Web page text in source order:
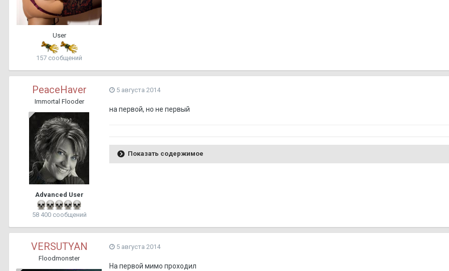
User
157 сообщений
PeaceHaver
Immortal Flooder
Advanced User
58 400 сообщений
5 августа 2014
на первой, но не первый
Показать содержимое
VERSUTYAN
Floodmonster
5 августа 2014
На первой мимо проходил